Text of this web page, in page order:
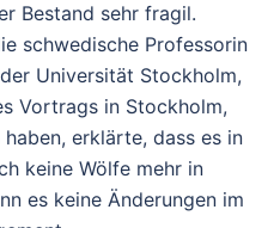
Bestand sehr fragil.
schwedische Professorin
Universität Stockholm,
Vortrags in Stockholm,
erklärte, dass es in
keine Wölfe mehr in
es keine Änderungen im